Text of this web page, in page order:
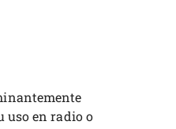
uso en radio o